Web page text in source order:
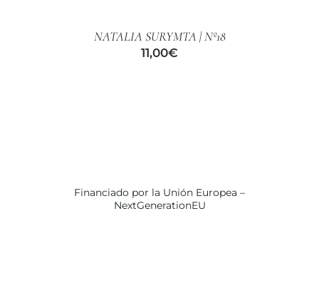
NATALIA SURYMTA | Nº18
11,00€
Financiado por la Unión Europea –
NextGenerationEU